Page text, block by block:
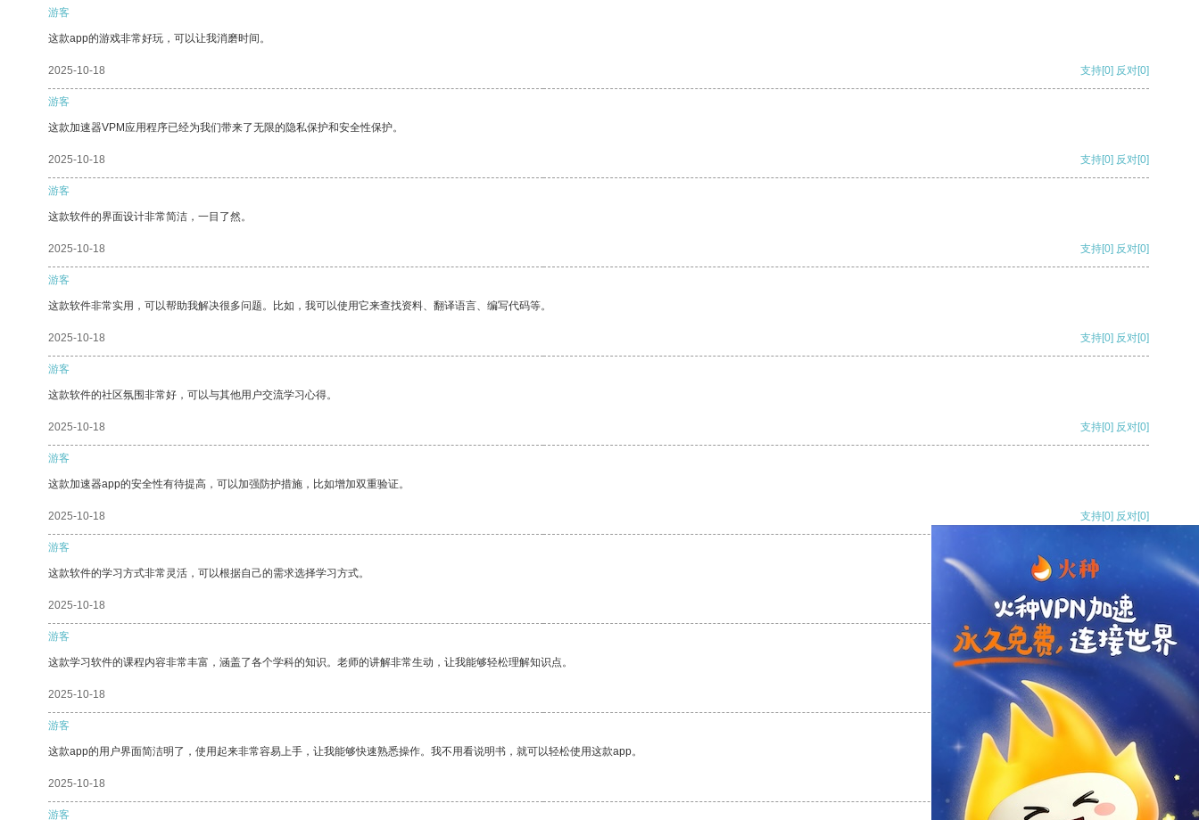
游客
这款app的游戏非常好玩，可以让我消磨时间。
2025-10-18 支持[0] 反对[0]
游客
这款加速器VPM应用程序已经为我们带来了无限的隐私保护和安全性保护。
2025-10-18 支持[0] 反对[0]
游客
这款软件的界面设计非常简洁，一目了然。
2025-10-18 支持[0] 反对[0]
游客
这款软件非常实用，可以帮助我解决很多问题。比如，我可以使用它来查找资料、翻译语言、编写代码等。
2025-10-18 支持[0] 反对[0]
游客
这款软件的社区氛围非常好，可以与其他用户交流学习心得。
2025-10-18 支持[0] 反对[0]
游客
这款加速器app的安全性有待提高，可以加强防护措施，比如增加双重验证。
2025-10-18 支持[0] 反对[0]
游客
这款软件的学习方式非常灵活，可以根据自己的需求选择学习方式。
2025-10-18 支持[0] 反对
游客
这款学习软件的课程内容非常丰富，涵盖了各个学科的知识。老师的讲解非常生动，让我能够轻松理解知识点。
2025-10-18 支持
游客
这款app的用户界面简洁明了，使用起来非常容易上手，让我能够快速熟悉操作。我不用看说明书，就可以轻松使用这款app。
2025-10-18 反对 [0]
游客